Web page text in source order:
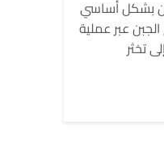
بشكل أساسي
الجبن عبر عملية
تخثر